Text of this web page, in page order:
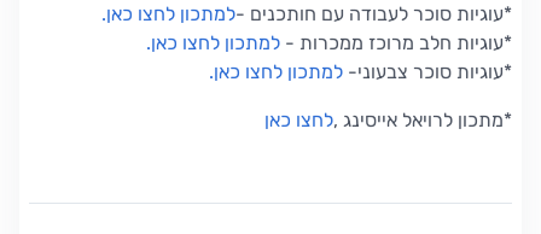
*עוגיות סוכר לעבודה עם חותכנים -למתכון לחצו כאן.
*עוגיות חלב מרוכז ממכרות - למתכון לחצו כאן.
*עוגיות סוכר צבעוני- למתכון לחצו כאן.
*מתכון לרויאל אייסינג ,לחצו כאן